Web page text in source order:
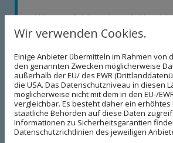
Wir empfehlen einen
Kontrolltermin, am besten,
Bei diesem ersten Termin
Team viel Zeit, um Ihrem Kind
Instrumente zu zeigen und es
die Untersuchung
erste Termin soll zunächst
Zahngesundheit und -
Wir verwenden Cookies.
Einige Anbieter übermitteln im Rahmen von
den genannten Zwecken möglicherweise
außerhalb der EU/ des EWR
die USA. Das Datenschutzniveau in diesen
möglicherweise nicht mit dem in den EU-/
vergleichbar. Es besteht daher ein erhöhtes
staatliche Behörden auf diese Daten
Informationen zu Sicherheitsgarantien
Datenschutzrichtlinien des jeweiligen